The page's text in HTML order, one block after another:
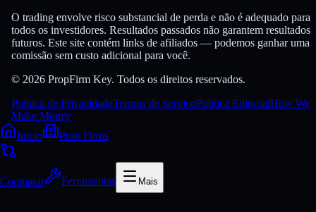
O trading envolve risco substancial de perda e não é adequado para
todos os investidores. Resultados passados não garantem resultados
futuros. Este site contém links de afiliados — podemos ganhar uma
comissão sem custo adicional para você.
© 2026 PropFirm Key. Todos os direitos reservados.
Politica de PrivacidadeTermos de ServicoPolítica EditorialHow We
Make Money
Inicio
Prop Firms
Comparar Ferramentas Mais